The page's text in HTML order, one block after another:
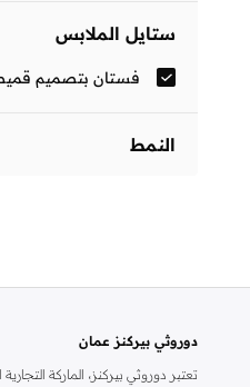
ستايل الملابس
فستان بتصميم
النمط
دوروثي بيركنز عمان
تعتبر دوروثي بيركنز، الماركة